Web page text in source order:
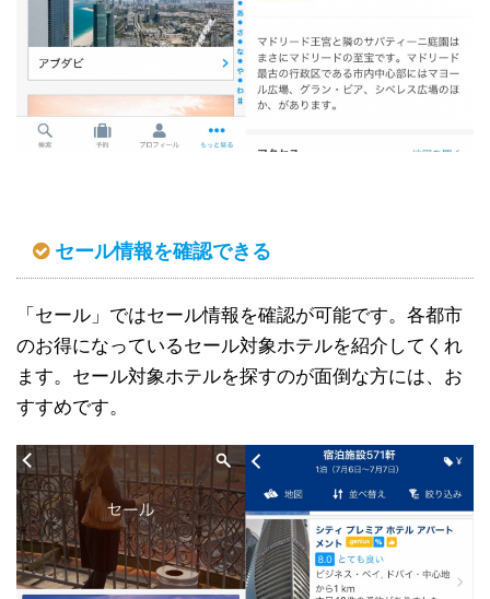
セール情報を確認できる
「セール」ではセール情報を確認が可能です。各都市
のお得になっているセール対象ホテルを紹介してくれ
ます。セール対象ホテルを探すのが面倒な方には、お
すすめです。